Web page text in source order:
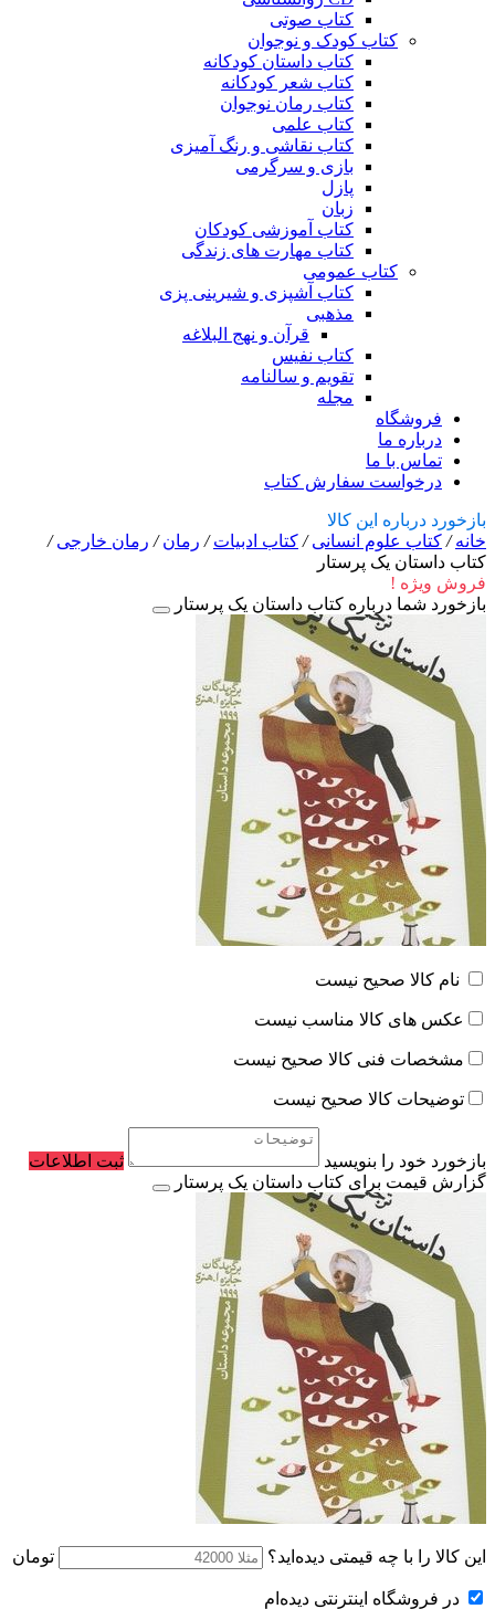
کتاب صوتی
کتاب کودک و نوجوان
کتاب داستان کودکانه
کتاب شعر کودکانه
کتاب رمان نوجوان
کتاب علمی
کتاب نقاشی و رنگ آمیزی
بازی و سرگرمی
پازل
زبان
کتاب آموزشی کودکان
کتاب مهارت های زندگی
کتاب عمومی
کتاب آشپزی و شیرینی پزی
مذهبی
قرآن و نهج البلاغه
کتاب نفیس
تقویم و سالنامه
مجله
فروشگاه
درباره ما
تماس با ما
درخواست سفارش کتاب
بازخورد درباره این کالا
خانه/ کتاب علوم انسانی/ کتاب ادبیات/ رمان/ رمان خارجی/
کتاب داستان یک پرستار
فروش ویژه !
بازخورد شما درباره کتاب داستان یک پرستار
نام کالا صحیح نیست
عکس های کالا مناسب نیست
مشخصات فنی کالا صحیح نیست
توضیحات کالا صحیح نیست
بازخورد خود را بنویسید
ثبت اطلاعات
گزارش قیمت برای کتاب داستان یک پرستار
این کالا را با چه قیمتی دیده‌اید؟ تومان
در فروشگاه اینترنتی دیده‌ام